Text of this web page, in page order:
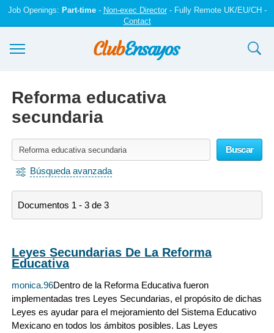
Job Openings: Part-time- Non-exec Director- Fully Remote UK/EU/CH -
Contact
Registrarse
Iniciar sesión
Contáctenos
Reforma educativa
secundaria
Buscar
Búsqueda avanzada
Documentos 1 - 3 de 3
Leyes Secundarias De La Reforma
Educativa
monica.96Dentro de la Reforma Educativa fueron
implementadas tres Leyes Secundarias, el propósito de dichas
Leyes es ayudar para el mejoramiento del Sistema Educativo
Mexicano en todos los ámbitos posibles. Las Leyes